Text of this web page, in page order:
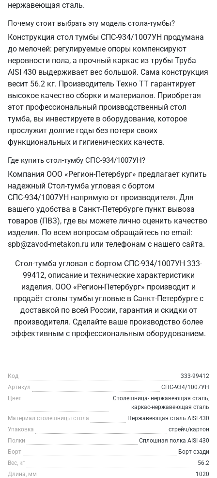
нержавеющая сталь.
Почему стоит выбрать эту модель стола-тумбы?
Конструкция стол тумбы СПС-934/1007УН продумана
до мелочей: регулируемые опоры компенсируют
неровности пола, а прочный каркас из трубы Труба
AISI 430 выдерживает вес большой. Сама конструкция
весит 56.2 кг. Производитель Техно ТТ гарантирует
высокое качество сборки и материалов. Приобретая
этот профессиональный производственный стол
тумба, вы инвестируете в оборудование, которое
прослужит долгие годы без потери своих
функциональных и гигиенических качеств.
Где купить стол-тумбу СПС-934/1007УН?
Компания ООО «Регион-Петербург» предлагает купить
надежный Стол-тумба угловая с бортом
СПС-934/1007УН напрямую от производителя. Для
вашего удобства в Санкт‑Петербурге пункт вывоза
товаров (ПВЗ), где вы можете лично оценить качество
изделия. По всем вопросам обращайтесь по email:
spb@zavod-metakon.ru или телефонам с нашего сайта.
Стол-тумба угловая с бортом СПС-934/1007УН 333-
99412, описание и технические характеристики
изделия. ООО «Регион-Петербург» производит и
продаёт столы тумбы угловые в Санкт‑Петербурге с
доставкой по всей России, гарантия и скидки от
производителя. Сделайте ваше производство более
эффективным с профессиональным оборудованием.
Код
333-99412
Артикул
СПС-934/1007УН
Цвет
Столешница- нержавеющая сталь,
каркас-нержавеющая сталь
Материал столешницы стола
Нержавеющая сталь AISI 430
Упаковка
стрейч/картон
Полки
Сплошная полка AISI 430
Борт
Борт сзади
Вес, кг
56.2
Длина, мм
1020